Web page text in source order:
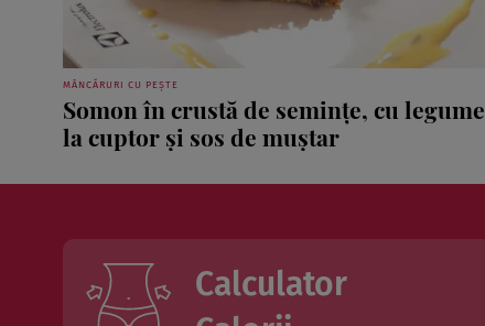
MÂNCĂRURI CU PEȘTE
Somon în crustă de seminţe, cu legume
la cuptor şi sos de muştar
Calculator